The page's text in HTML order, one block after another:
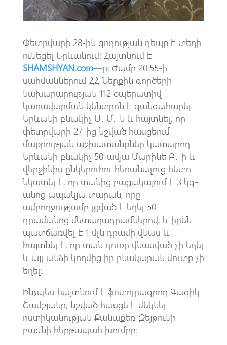
Փետրվարի 28-ին գողության դեպք է տեղի
ունեցել Երևանում։ Հայտնում է
SHAMSHYAN.com—ը: Ժամը 20։55-ի
սահմաններում ՀՀ Ներքին գործերի
նախարարության 112 օպերատիվ
կառավարման կենտրոն է զանգահարել
Երևանի բնակիչ Ս․ Մ․-ն և հայտնել, որ
փետրվարի 27-ից նշված հասցեում
մաքրության աշխատանքներ կատարող
Երևանի բնակիչ 50-ամյա Մարինե Բ․-ի և
վերջինիս ընկերուհու հեռանալուց հետո
նկատել է, որ տանից բացակայում է 3 կգ-
անոց ապակյա տարան, որը
ամբողջությամբ լցված է եղել 50
դրամանոց մետաղադրամներով, և իրեն
պատճառվել է 1 մլն դրամի վնաս և
հայտնել է, որ տան դուռը վնասված չի եղել
և այլ անձի կողմից իր բնակարան մուտք չի
եղել։
Ինչպես հայտնում է ֆոտոլրագրող Գագիկ
Շամշյանը, նշված հասցե է մեկնել
ոստիկանության Քանաքեռ-Զեյթունի
բաժնի հերթապահ խումբը։